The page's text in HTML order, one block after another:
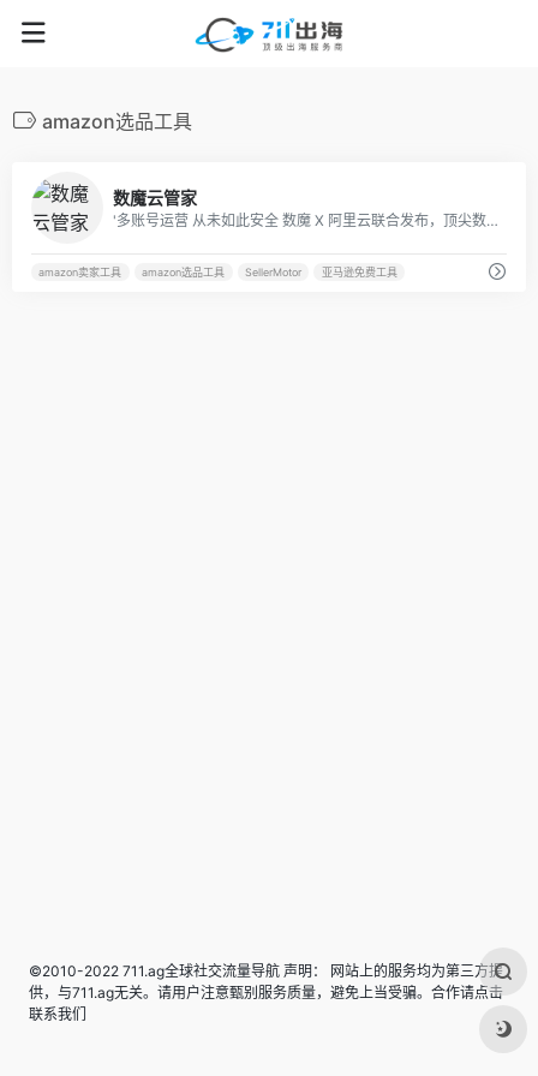
amazon选品工具
数魔云管家
'多账号运营 从未如此安全 数魔 X 阿里云联合发布，顶尖数据安全专家护航'
amazon卖家工具 amazon选品工具 SellerMotor 亚马逊免费工具
©2010-2022 711.ag全球社交流量导航 声明： 网站上的服务均为第三方提
供，与711.ag无关。请用户注意甄别服务质量，避免上当受骗。合作请点击
联系我们